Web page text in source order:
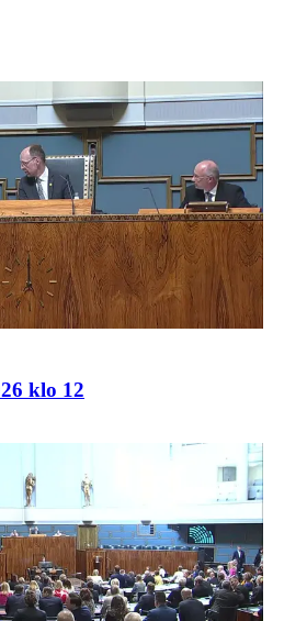
klo 12